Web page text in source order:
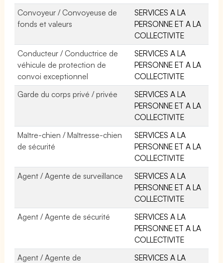
Convoyeur / Convoyeuse de
fonds et valeurs
SERVICES A LA
PERSONNE ET A LA
COLLECTIVITE
Conducteur / Conductrice de
véhicule de protection de
convoi exceptionnel
SERVICES A LA
PERSONNE ET A LA
COLLECTIVITE
Garde du corps privé / privée
SERVICES A LA
PERSONNE ET A LA
COLLECTIVITE
Maître-chien / Maîtresse-chien
de sécurité
SERVICES A LA
PERSONNE ET A LA
COLLECTIVITE
Agent / Agente de surveillance
SERVICES A LA
PERSONNE ET A LA
COLLECTIVITE
Agent / Agente de sécurité
SERVICES A LA
PERSONNE ET A LA
COLLECTIVITE
Agent / Agente de
SERVICES A LA